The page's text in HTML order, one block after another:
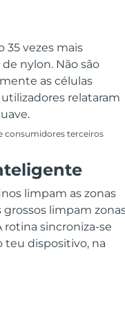
35 vezes mais
nylon. Não são
as células
relataram
consumidores terceiros
limpam as zonas
grossos limpam
rotina sincroniza-se
teu dispositivo, na